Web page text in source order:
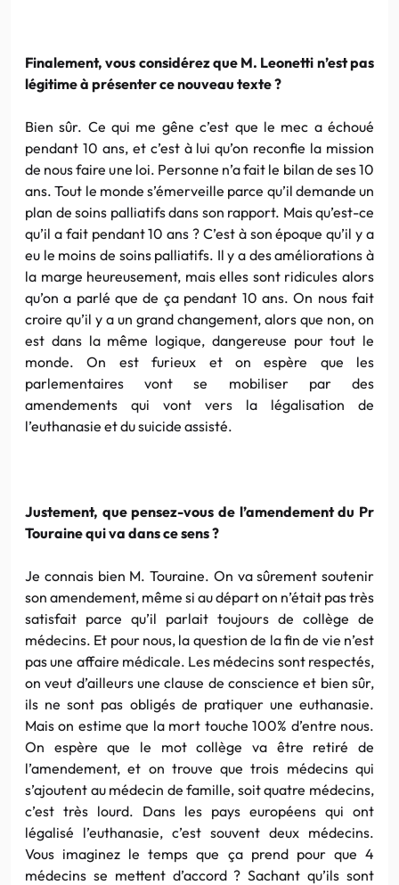
Finalement, vous considérez que M. Leonetti n’est pas
légitime à présenter ce nouveau texte ?
Bien sûr. Ce qui me gêne c’est que le mec a échoué
pendant 10 ans, et c’est à lui qu’on reconfie la mission
de nous faire une loi. Personne n’a fait le bilan de ses 10
ans. Tout le monde s’émerveille parce qu’il demande un
plan de soins palliatifs dans son rapport. Mais qu’est-ce
qu’il a fait pendant 10 ans ? C’est à son époque qu’il y a
eu le moins de soins palliatifs. Il y a des améliorations à
la marge heureusement, mais elles sont ridicules alors
qu’on a parlé que de ça pendant 10 ans. On nous fait
croire qu’il y a un grand changement, alors que non, on
est dans la même logique, dangereuse pour tout le
monde. On est furieux et on espère que les
parlementaires vont se mobiliser par des
amendements qui vont vers la légalisation de
l’euthanasie et du suicide assisté.
Justement, que pensez-vous de l’amendement du Pr
Touraine qui va dans ce sens ?
Je connais bien M. Touraine. On va sûrement soutenir
son amendement, même si au départ on n’était pas très
satisfait parce qu’il parlait toujours de collège de
médecins. Et pour nous, la question de la fin de vie n’est
pas une affaire médicale. Les médecins sont respectés,
on veut d’ailleurs une clause de conscience et bien sûr,
ils ne sont pas obligés de pratiquer une euthanasie.
Mais on estime que la mort touche 100% d’entre nous.
On espère que le mot collège va être retiré de
l’amendement, et on trouve que trois médecins qui
s’ajoutent au médecin de famille, soit quatre médecins,
c’est très lourd. Dans les pays européens qui ont
légalisé l’euthanasie, c’est souvent deux médecins.
Vous imaginez le temps que ça prend pour que 4
médecins se mettent d’accord ? Sachant qu’ils sont